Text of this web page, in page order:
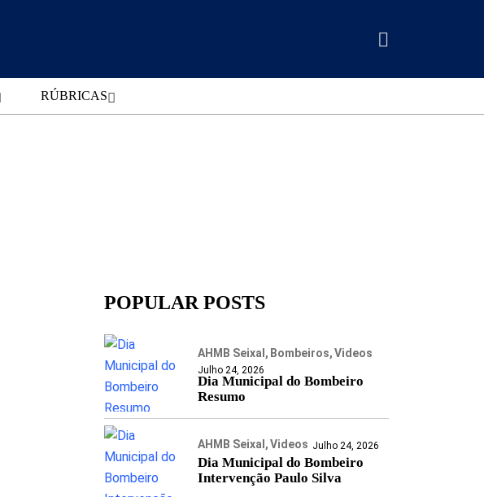
RÚBRICAS
POPULAR POSTS
AHMB Seixal Bombeiros Videos
Julho 24, 2026
Dia Municipal do Bombeiro
Resumo
AHMB Seixal Videos Julho 24, 2026
Dia Municipal do Bombeiro
Intervenção Paulo Silva